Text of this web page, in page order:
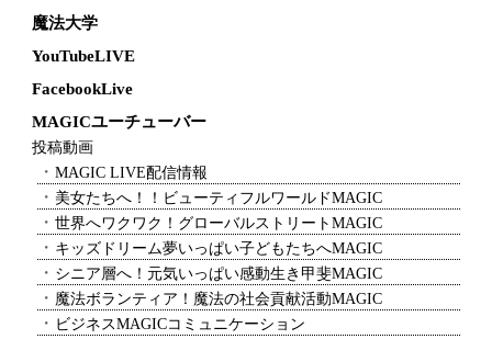
魔法大学
YouTubeLIVE
FacebookLive
MAGICユーチューバー
投稿動画
MAGIC LIVE配信情報
美女たちへ！！ビューティフルワールドMAGIC
世界へワクワク！グローバルストリートMAGIC
キッズドリーム夢いっぱい子どもたちへMAGIC
シニア層へ！元気いっぱい感動生き甲斐MAGIC
魔法ボランティア！魔法の社会貢献活動MAGIC
ビジネスMAGICコミュニケーション